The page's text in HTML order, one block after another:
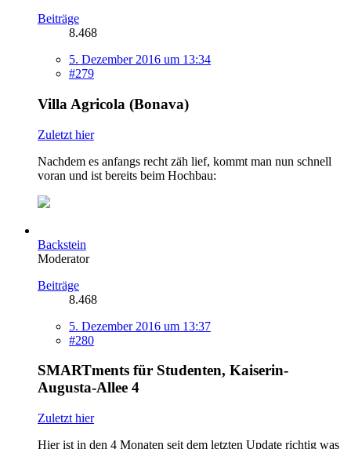
Beiträge
8.468
5. Dezember 2016 um 13:34
#279
Villa Agricola (Bonava)
Zuletzt hier
Nachdem es anfangs recht zäh lief, kommt man nun schnell
voran und ist bereits beim Hochbau:
Backstein
Moderator
Beiträge
8.468
5. Dezember 2016 um 13:37
#280
SMARTments für Studenten, Kaiserin-
Augusta-Allee 4
Zuletzt hier
Hier ist in den 4 Monaten seit dem letzten Update richtig was